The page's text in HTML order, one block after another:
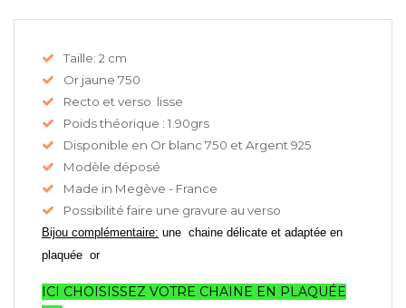
Taille: 2 cm
Or jaune 750
Recto et verso lisse
Poids théorique : 1.90grs
Disponible en Or blanc 750 et Argent 925
Modèle déposé
Made in Megève - France
Possibilité faire une gravure au verso
Bijou complémentaire: une chaine délicate et adaptée en
plaquée or
ICI CHOISISSEZ VOTRE CHAINE EN PLAQUÉE